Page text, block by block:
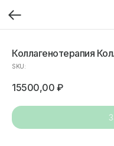
Коллагенотерапия
SKU:
15500,00 ₽